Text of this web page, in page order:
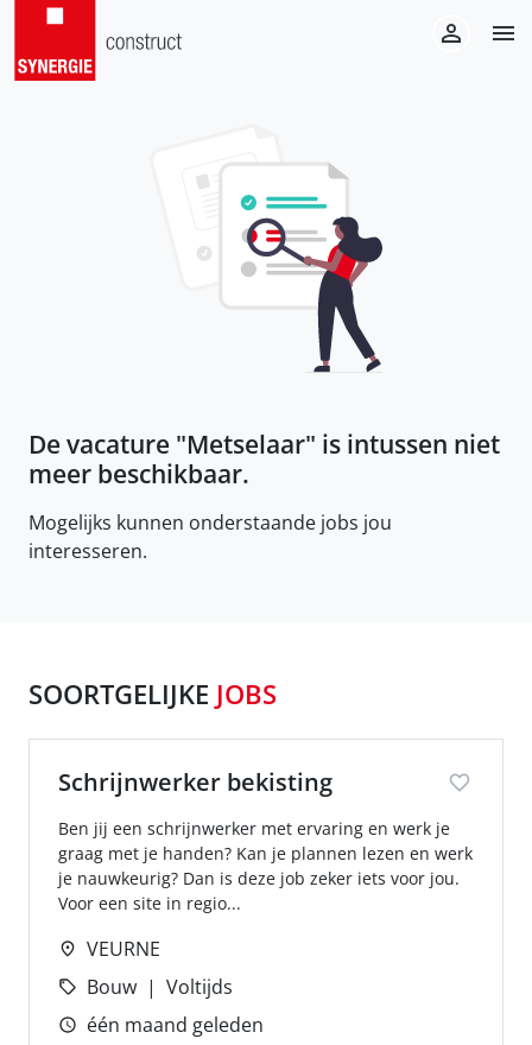
De vacature "Metselaar" is intussen niet
meer beschikbaar.
Mogelijks kunnen onderstaande jobs jou
interesseren.
SOORTGELIJKE JOBS
Schrijnwerker bekisting
Ben jij een schrijnwerker met ervaring en werk je
graag met je handen? Kan je plannen lezen en werk
je nauwkeurig? Dan is deze job zeker iets voor jou.
Voor een site in regio...
VEURNE
Bouw
Voltijds
één maand geleden